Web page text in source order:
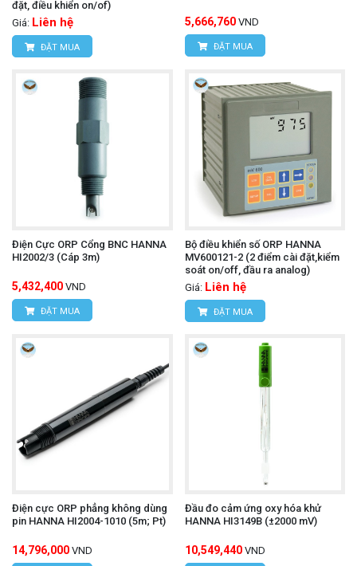
đặt, điều khiển on/of)
Giá: Liên hệ
ĐẶT MUA
5,666,760 VND
ĐẶT MUA
Điện Cực ORP Cổng BNC HANNA
HI2002/3 (Cáp 3m)
5,432,400 VND
ĐẶT MUA
Bộ điều khiển số ORP HANNA
MV600121-2 (2 điểm cài đặt,kiểm
soát on/off, đầu ra analog)
Giá: Liên hệ
ĐẶT MUA
Điện cực ORP phẳng không dùng
pin HANNA HI2004-1010 (5m; Pt)
14,796,000 VND
Đầu đo cảm ứng oxy hóa khử
HANNA HI3149B (±2000 mV)
10,549,440 VND